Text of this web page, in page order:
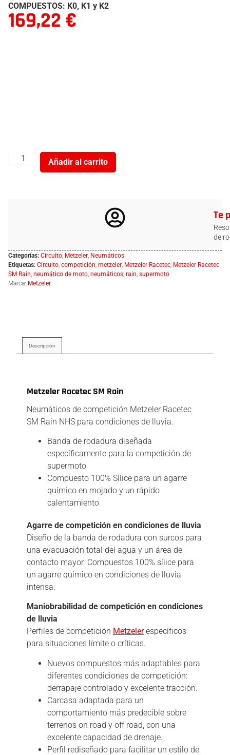
COMPUESTOS: K0, K1 y K2
169,22 €
Añadir al carrito
Te
de
Categorías: Circuito Metzeler Neumáticos
Etiquetas: Circuito competición metzeler Metzeler Racetec Metzeler Racetec
SM Rain neumático de moto neumáticos rain supermoto
Marca: Metzeler
Descripción
Metzeler Racetec SM Rain
Neumáticos de competición Metzeler Racetec
SM Rain NHS para condiciones de lluvia.
Banda de rodadura diseñada
específicamente para la competición de
supermoto
Compuesto 100% Sílice para un agarre
químico en mojado y un rápido
calentamiento
Agarre de competición en condiciones de lluvia
Diseño de la banda de rodadura con surcos para
una evacuación total del agua y un área de
contacto mayor. Compuestos 100% sílice para
un agarre químico en condiciones de lluvia
intensa.
Maniobrabilidad de competición en condiciones
de lluvia
Perfiles de competición Metzelerespecíficos
para situaciones límite o críticas.
Nuevos compuestos más adaptables para
diferentes condiciones de competición:
derrapaje controlado y excelente tracción.
Carcasa adaptada para un
comportamiento más predecible sobre
terrenos on road y off road, con una
excelente capacidad de drenaje.
Perfil rediseñado para facilitar un estilo de